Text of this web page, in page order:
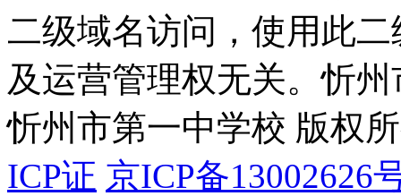
二级域名访问，使用此
及运营管理权无关。忻州
忻州市第一中学校 版权
ICP证 京ICP备13002626